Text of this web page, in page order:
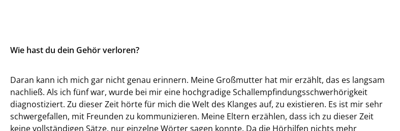
Wie hast du dein Gehör verloren?
Daran kann ich mich gar nicht genau erinnern. Meine Großmutter hat mir erzählt, das es langsam
nachließ. Als ich fünf war, wurde bei mir eine hochgradige Schallempfindungsschwerhörigkeit
diagnostiziert. Zu dieser Zeit hörte für mich die Welt des Klanges auf, zu existieren. Es ist mir sehr
schwergefallen, mit Freunden zu kommunizieren. Meine Eltern erzählen, dass ich zu dieser Zeit
keine vollständigen Sätze, nur einzelne Wörter sagen konnte. Da die Hörhilfen nichts mehr